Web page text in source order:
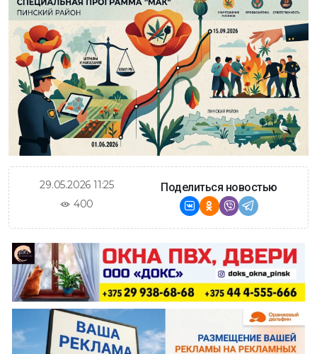
29.05.2026 11:25
400
Поделиться новостью